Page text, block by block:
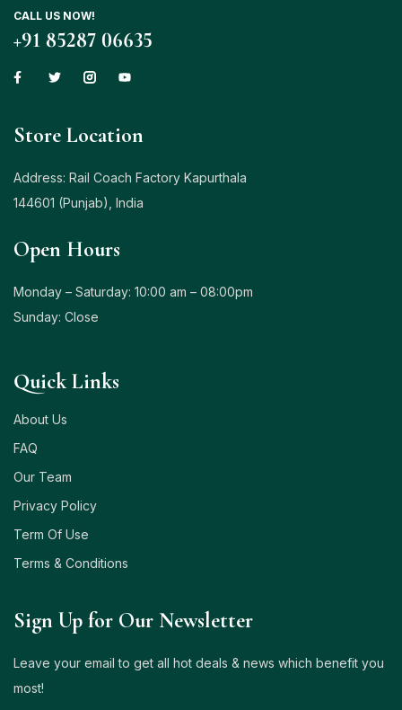
CALL US NOW!
+91 85287 06635
Store Location
Address: Rail Coach Factory Kapurthala
144601 (Punjab), India
Open Hours
Monday – Saturday: 10:00 am – 08:00pm
Sunday: Close
Quick Links
About Us
FAQ
Our Team
Privacy Policy
Term Of Use
Terms & Conditions
Sign Up for Our Newsletter
Leave your email to get all hot deals & news which benefit you
most!